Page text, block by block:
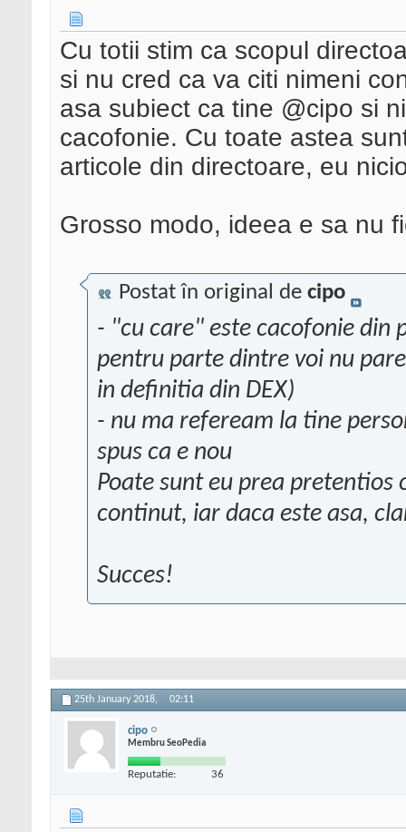
Cu totii stim ca scopul
si nu cred ca va citi nimeni
asa subiect ca tine @cipo si
cacofonie. Cu toate astea
articole din directoare, eu
Grosso modo, ideea e sa nu
Postat în original de cipo
- "cu care" este cacofonie din
pentru parte dintre voi nu
in definitia din DEX)
- nu ma refeream la tine
spus ca e nou
Poate sunt eu prea pretentios
continut, iar daca este asa,
Succes!
25th January 2018, 02:11
cipo
Membru SeoPedia
Reputatie: 36